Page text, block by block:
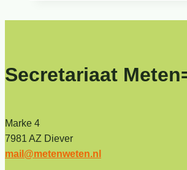
Secretariaat
Marke 4
7981 AZ Diever
mail@metenweten.nl